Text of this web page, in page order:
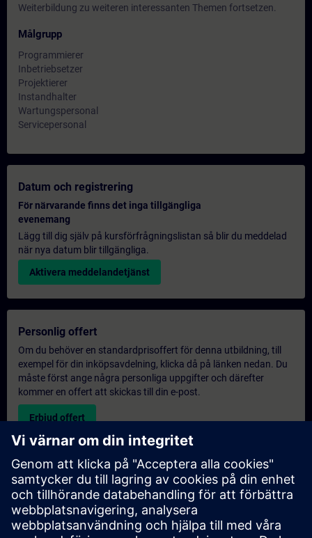
Weiterbildung zu weiteren interessanten Themen fortsetzen.
Målgrupp
Programmierer
Inbetriebsetzer
Projektierer
Instandhalter
Wartungspersonal
Servicepersonal
Datum och registrering
För närvarande finns det inga tillgängliga
evenemang
Lägg till dig själv på kursförfrågningslistan så blir du meddelad
när nya datum blir tillgängliga.
Aktivera meddelandetjänst
Personlig offert
Om du behöver en standardprisoffert för denna utbildning, till
exempel för din inköpsavdelning, klicka då på länken nedan. Du
måste först ange några personliga uppgifter och därefter
kommer en offert att skickas till din e-post.
Erbjud offert
Exklusiv utbildningsförfrågan
Vänligen fyll i förfrågningsformuläret nedan om du behöver en
offert för en exklusiv utbildningskurs antingen på plats, virtuellt
eller vid vårt SITRAIN utbildningscenter. Denna typ av förfrågan
passar för större grupper (6 och uppåt). Efter att du har angett